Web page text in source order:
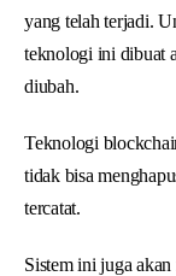
yang telah terjadi.
teknologi ini dibuat
diubah.
Teknologi
tidak bisa
tercatat.
Sistem ini juga